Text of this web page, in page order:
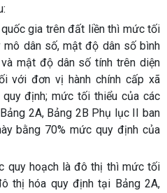
gia trên đất liền thì mức tối
mô dân số, mật độ dân số bình
mật độ dân số tính trên diện
với đơn vị hành chính cấp xã
định; mức tối thiểu của các
2A, Bảng 2B Phụ lục II ban
bằng 70% mức quy định của
quy hoạch là đô thị thì mức tối
thị hóa quy định tại Bảng 2A,